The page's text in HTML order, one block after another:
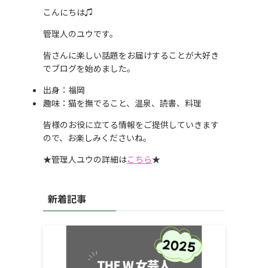
こんにちは♫
管理人のユウです。
皆さんに楽しい話題をお届けすることが大好き
でブログを始めました。
出身：福岡
趣味：猫を撫でること、温泉、読書、料理
皆様のお役に立てる情報をご提供していきます
ので、お楽しみくださいね。
★管理人ユウの詳細はこちら★
新着記事